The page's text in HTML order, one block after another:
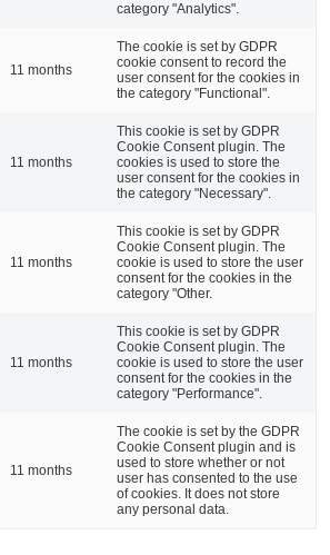
category "Analytics".
11 months
The cookie is set by GDPR
cookie consent to record the
user consent for the cookies in
the category "Functional".
11 months
This cookie is set by GDPR
Cookie Consent plugin. The
cookies is used to store the
user consent for the cookies in
the category "Necessary".
11 months
This cookie is set by GDPR
Cookie Consent plugin. The
cookie is used to store the user
consent for the cookies in the
category "Other.
11 months
This cookie is set by GDPR
Cookie Consent plugin. The
cookie is used to store the user
consent for the cookies in the
category "Performance".
11 months
The cookie is set by the GDPR
Cookie Consent plugin and is
used to store whether or not
user has consented to the use
of cookies. It does not store
any personal data.